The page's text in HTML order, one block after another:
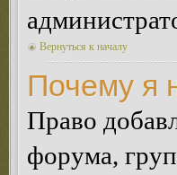
Вернуться к началу
Почему я
Право
форума,